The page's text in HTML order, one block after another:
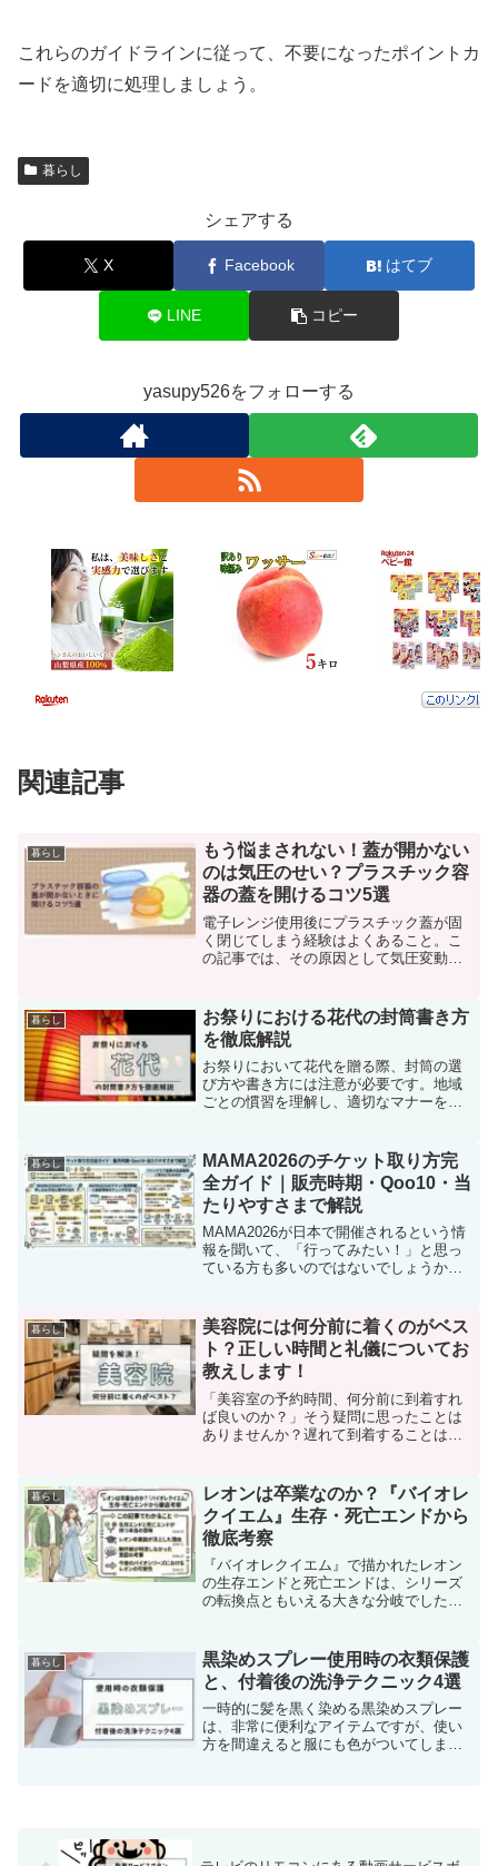
これらのガイドラインに従って、不要になったポイントカ
ードを適切に処理しましょう。
暮らし
シェアする
X Facebook はてブ
LINE コピー
yasupy526をフォローする
関連記事
暮らし
もう悩まされない！蓋が開かない
のは気圧のせい？プラスチック容
器の蓋を開けるコツ5選
電子レンジ使用後にプラスチック蓋が固
く閉じてしまう経験はよくあること。こ
の記事では、その原因として気圧変動や
クを紹介しています。加熱時の注意点
や、電子レンジ対応の容器の選び方、過
度な加熱を避ける方法など、蓋の固着を
防ぐためのアドバイスも提供。日々のち
ょっとした注意で快適なキッチンライフ
を送るためのヒントが満載です。
暮らし
お祭りにおける花代の封筒書き方
を徹底解説
お祭りにおいて花代を贈る際、封筒の選
び方や書き方には注意が必要です。地域
ごとの慣習を理解し、適切なマナーを守
の意義や正しい封筒の書き方、選び方に
ついて詳しく解説します。...
暮らし
MAMA2026のチケット取り方完
全ガイド｜販売時期・Qoo10・当
たりやすさまで解説
MAMA2026が日本で開催されるという情
報を聞いて、「行ってみたい！」と思っ
ている方も多いのではないでしょうか。
販売されるの？」「ファンクラブって有
利なの？」といった疑...
暮らし
美容院には何分前に着くのがベス
ト？正しい時間と礼儀についてお
教えします！
「美容室の予約時間、何分前に到着すれ
ば良いのか？」そう疑問に思ったことは
ありませんか？遅れて到着することはも
ことがあります。特に、15分前に到着す
ると「少し早過ぎるので...
暮らし
レオンは卒業なのか？『バイオレ
クイエム』生存・死亡エンドから
徹底考察
『バイオレクイエム』で描かれたレオン
の生存エンドと死亡エンドは、シリーズ
の転換点ともいえる大きな分岐でした。
か。本記事では、その演出の意味やシリ
ーズ全体の流れを踏まえなが...
暮らし
黒染めスプレー使用時の衣類保護
と、付着後の洗浄テクニック4選
一時的に髪を黒く染める黒染めスプレー
は、非常に便利なアイテムですが、使い
方を間違えると服にも色がついてしまう